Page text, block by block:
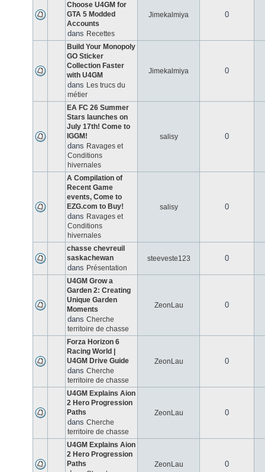
Choose U4GM for
GTA 5 Modded
Accounts
dans Recettes
Jimekalmiya 0
Build Your Monopoly
GO Sticker
Collection Faster
with U4GM
dans Les trucs du
métier
Jimekalmiya 0
EA FC 26 Summer
Stars launches on
July 17th! Come to
IGGM!
dans Ravages et
Conditions
hivernales
salisy 0
A Compilation of
Recent Game
events, Come to
EZG.com to Buy!
dans Ravages et
Conditions
hivernales
salisy 0
chasse chevreuil
saskachewan
dans Présentation
steeveste123 0
U4GM Grow a
Garden 2: Creating
Unique Garden
Moments
dans Cherche
territoire de chasse
ZeonLau 0
Forza Horizon 6
Racing World |
U4GM Drive Guide
dans Cherche
territoire de chasse
ZeonLau 0
U4GM Explains Aion
2 Hero Progression
Paths
dans Cherche
territoire de chasse
ZeonLau 0
U4GM Explains Aion
2 Hero Progression
Paths
ZeonLau 0